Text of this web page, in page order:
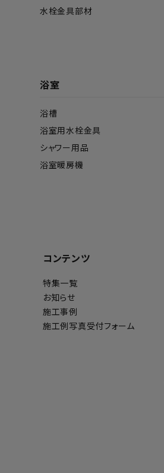
水栓金具部材
浴室
浴槽
浴室用水栓金具
シャワー用品
浴室暖房機
コンテンツ
特集一覧
お知らせ
施工事例
施工例写真受付フォーム